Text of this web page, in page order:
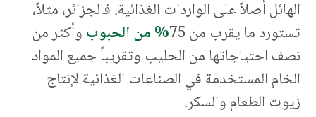
الهائل أصلاً على الواردات الغذائية. فالجزائر، مثلاً،
تستورد ما يقرب من 75
% من الحبوبوأكثر من
نصف احتياجاتها من الحليب وتقريباً جميع المواد
الخام المستخدمة في الصناعات الغذائية لإنتاج
زيوت الطعام والسكر.